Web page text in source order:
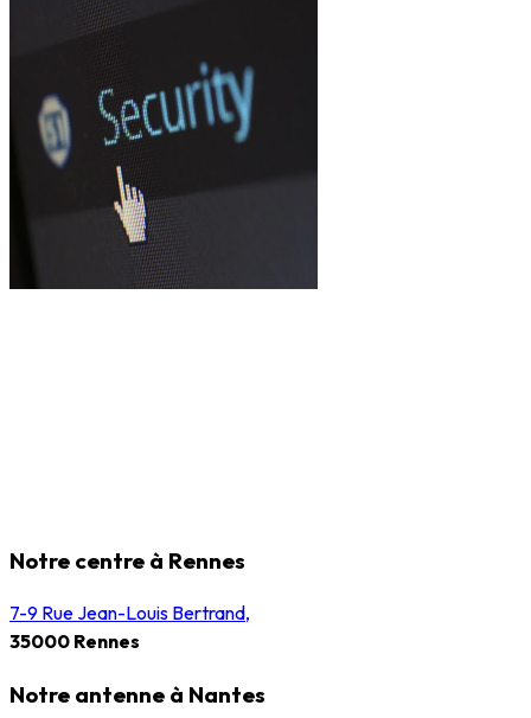
Notre centre à Rennes
7-9 Rue Jean-Louis Bertrand,
35000 Rennes
Notre antenne à Nantes